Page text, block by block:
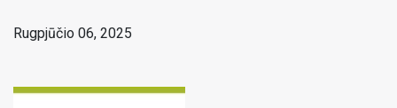
Rugpjūčio 06, 2025